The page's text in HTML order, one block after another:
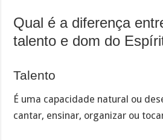
Qual é a diferença
talento e dom do
Talento
É uma capacidade natural ou
cantar, ensinar, organizar ou